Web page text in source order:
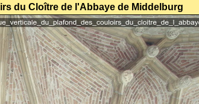
du Cloître de l'Abbaye de Middelburg